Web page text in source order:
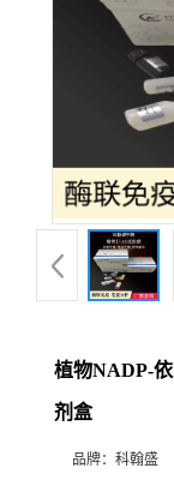
植物NADP-
剂盒
品牌： 科翰盛